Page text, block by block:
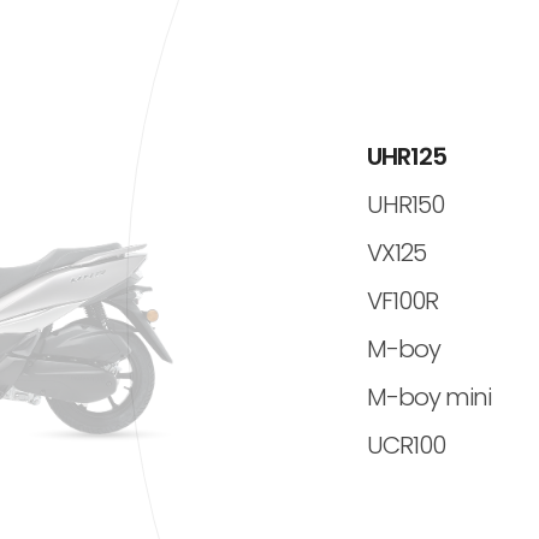
UHR125
UHR150
VX125
VF100R
M-boy
M-boy mini
UCR100